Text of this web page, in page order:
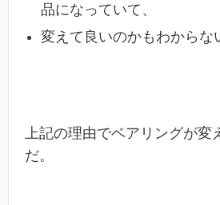
品になっていて、
変えて良いのかもわからな
上記の理由でベアリングが変
だ。